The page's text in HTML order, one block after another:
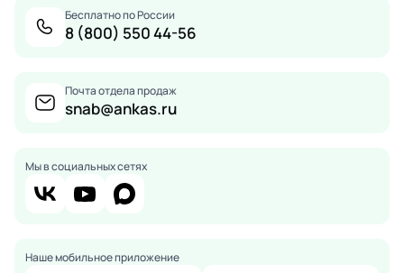
Бесплатно по России
8 (800) 550 44-56
Почта отдела продаж
snab@ankas.ru
Мы в социальных сетях
Наше мобильное приложение